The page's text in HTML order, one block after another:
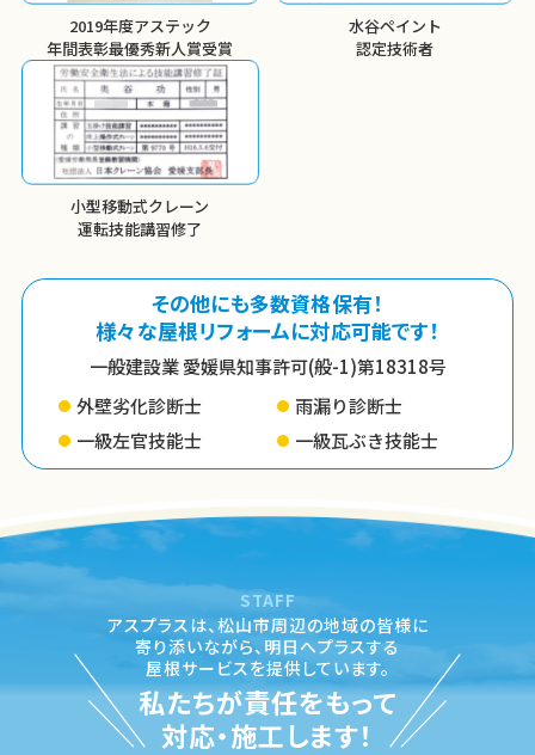
2019年度アステック
年間表彰最優秀新人賞受賞
水谷ペイント
認定技術者
小型移動式クレーン
運転技能講習修了
その他にも多数資格保有！
様々な屋根リフォームに対応可能です！
一般建設業 愛媛県知事許可(般-1)第18318号
外壁劣化診断士
雨漏り診断士
一級左官技能士
一級瓦ぶき技能士
STAFF
アスプラスは、松山市周辺の地域の皆様に
寄り添いながら、 明日へプラスする
屋根サービスを提供しています。
私たちが責任をもって
対応・施工します！